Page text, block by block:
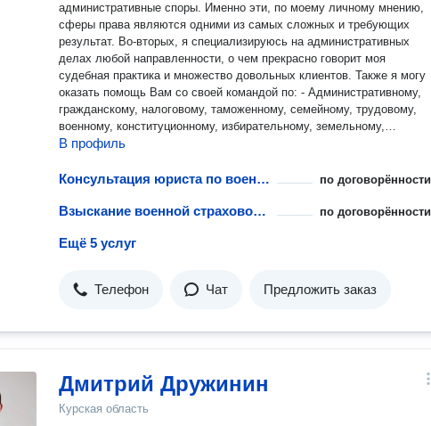
административные споры. Именно эти, по моему личному мнению,
сферы права являются одними из самых сложных и требующих
результат. Во-вторых, я специализируюсь на административных
делах любой направленности, о чем прекрасно говорит моя
судебная практика и множество довольных клиентов. Также я могу
оказать помощь Вам со своей командой по: - Административному,
гражданскому, налоговому, таможенному, семейному, трудовому,
военному, конституционному, избирательному, земельному,
корпоративному праву; - Составлению документов всех видов и
кроме уголовных; - Помощь в юридическом сопровождении бизнеса
заканчивая закрытием, расширением, банкротством бизнеса; -
вопроса; - Сопровождение при осуществление государственных
взыскания и ликвидация задолженностей Доверяя мне и моей
обещать вам, что «любое дело можно выиграть», так как
шансы.
В профиль
Консультация юриста по военному праву по договорённости
Взыскание военной страховой выплаты ветеранам боевых действий и инвалидам по договорённости
Ещё 5 услуг
Телефон Чат Предложить заказ
Дмитрий Дружинин
Курская область